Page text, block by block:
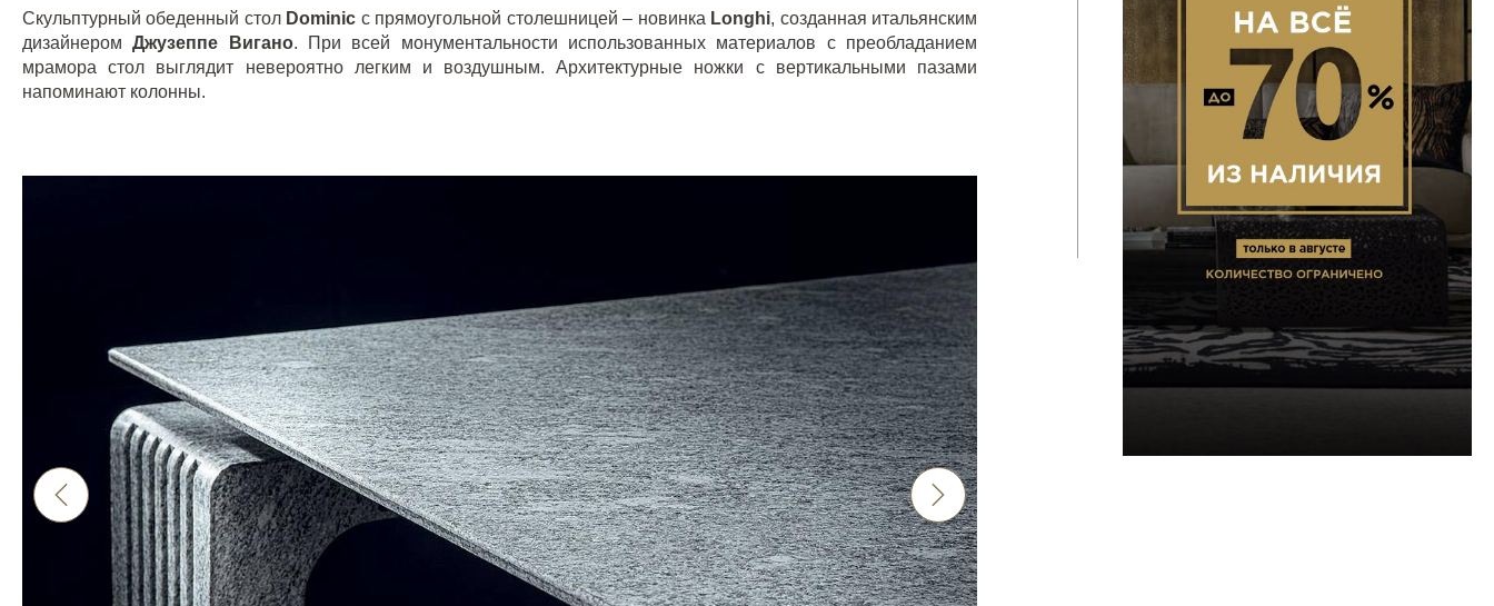
Скульптурный обеденный стол Dominic с прямоугольной столешницей – новинка Longhi, созданная итальянским
дизайнеромДжузеппе Вигано. При всей монументальности использованных материалов с преобладанием
мрамора стол выглядит невероятно легким и воздушным. Архитектурные ножки с вертикальными пазами
напоминают колонны.